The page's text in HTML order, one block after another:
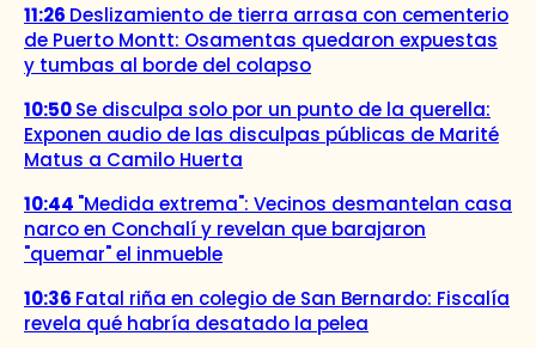
11:26 Deslizamiento de tierra arrasa con cementerio
de Puerto Montt: Osamentas quedaron expuestas
y tumbas al borde del colapso
10:50Se disculpa solo por un punto de la querella:
Exponen audio de las disculpas públicas de Marité
Matus a Camilo Huerta
10:44 "Medida extrema": Vecinos desmantelan casa
narco en Conchalí y revelan que barajaron
"quemar" el inmueble
10:36 Fatal riña en colegio de San Bernardo: Fiscalía
revela qué habría desatado la pelea